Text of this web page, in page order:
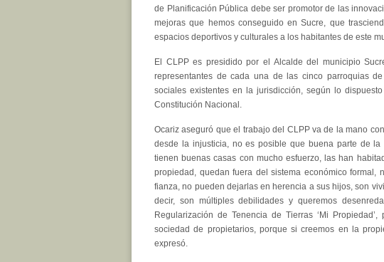
de Planificación Pública debe ser promotor de las
mejoras que hemos conseguido en Sucre, que
espacios deportivos y culturales a los habitantes de este
El CLPP es presidido por el Alcalde del municipio
representantes de cada una de las cinco parroquias
sociales existentes en la jurisdicción, según lo
Constitución Nacional.
Ocariz aseguró que el trabajo del CLPP va de la mano
desde la injusticia, no es posible que buena parte de
tienen buenas casas con mucho esfuerzo, las han
propiedad, quedan fuera del sistema económico
fianza, no pueden dejarlas en herencia a sus hijos, son
decir, son múltiples debilidades y queremos
Regularización de Tenencia de Tierras ‘Mi
sociedad de propietarios, porque si creemos en la
expresó.